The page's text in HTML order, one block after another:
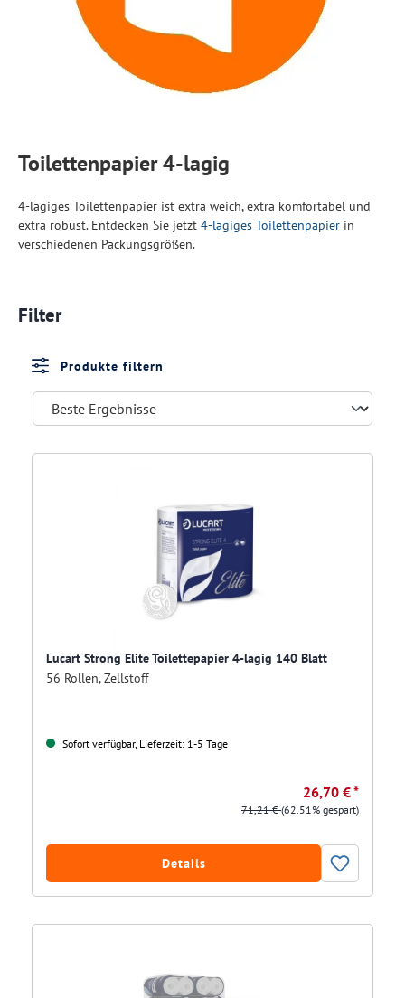
Toilettenpapier 4-lagig
4-lagiges Toilettenpapier ist extra weich, extra komfortabel und
extra robust. Entdecken Sie jetzt 4-lagiges Toilettenpapier in
verschiedenen Packungsgrößen.
Filter
Produkte filtern
Lucart Strong Elite Toilettepapier 4-lagig 140 Blatt
56 Rollen, Zellstoff
Sofort verfügbar, Lieferzeit: 1-5 Tage
26,70 € *
71,21 €(62.51% gespart)
Details